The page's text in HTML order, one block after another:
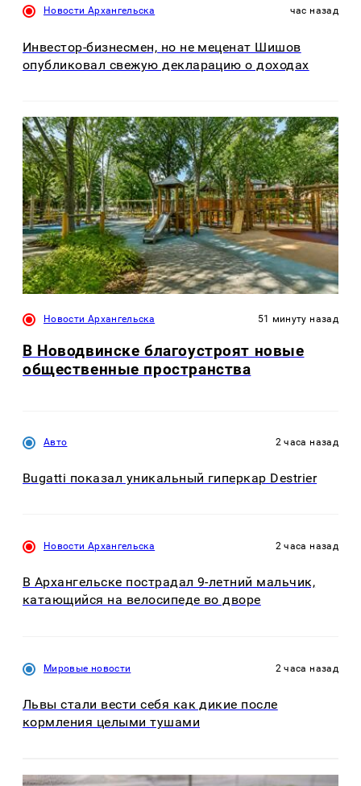
Новости Архангельска час назад
Инвестор-бизнесмен, но не меценат Шишов
опубликовал свежую декларацию о доходах
Новости Архангельска 51 минуту назад
В Новодвинске благоустроят новые
общественные пространства
Авто 2 часа назад
Bugatti показал уникальный гиперкар Destrier
Новости Архангельска 2 часа назад
В Архангельске пострадал 9-летний мальчик,
катающийся на велосипеде во дворе
Мировые новости 2 часа назад
Львы стали вести себя как дикие после
кормления целыми тушами